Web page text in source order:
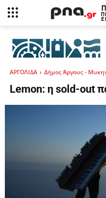
ΑΡΓΟΛΙΔΑ Δήμος Άργους -
Lemon: η sold-out